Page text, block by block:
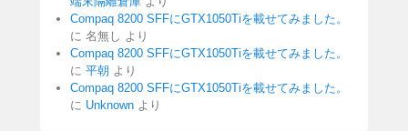
Compaq 8200 SFFにGTX1050Tiを載せてみました。
に 名無し より
Compaq 8200 SFFにGTX1050Tiを載せてみました。
に 平朝 より
Compaq 8200 SFFにGTX1050Tiを載せてみました。
に Unknown より